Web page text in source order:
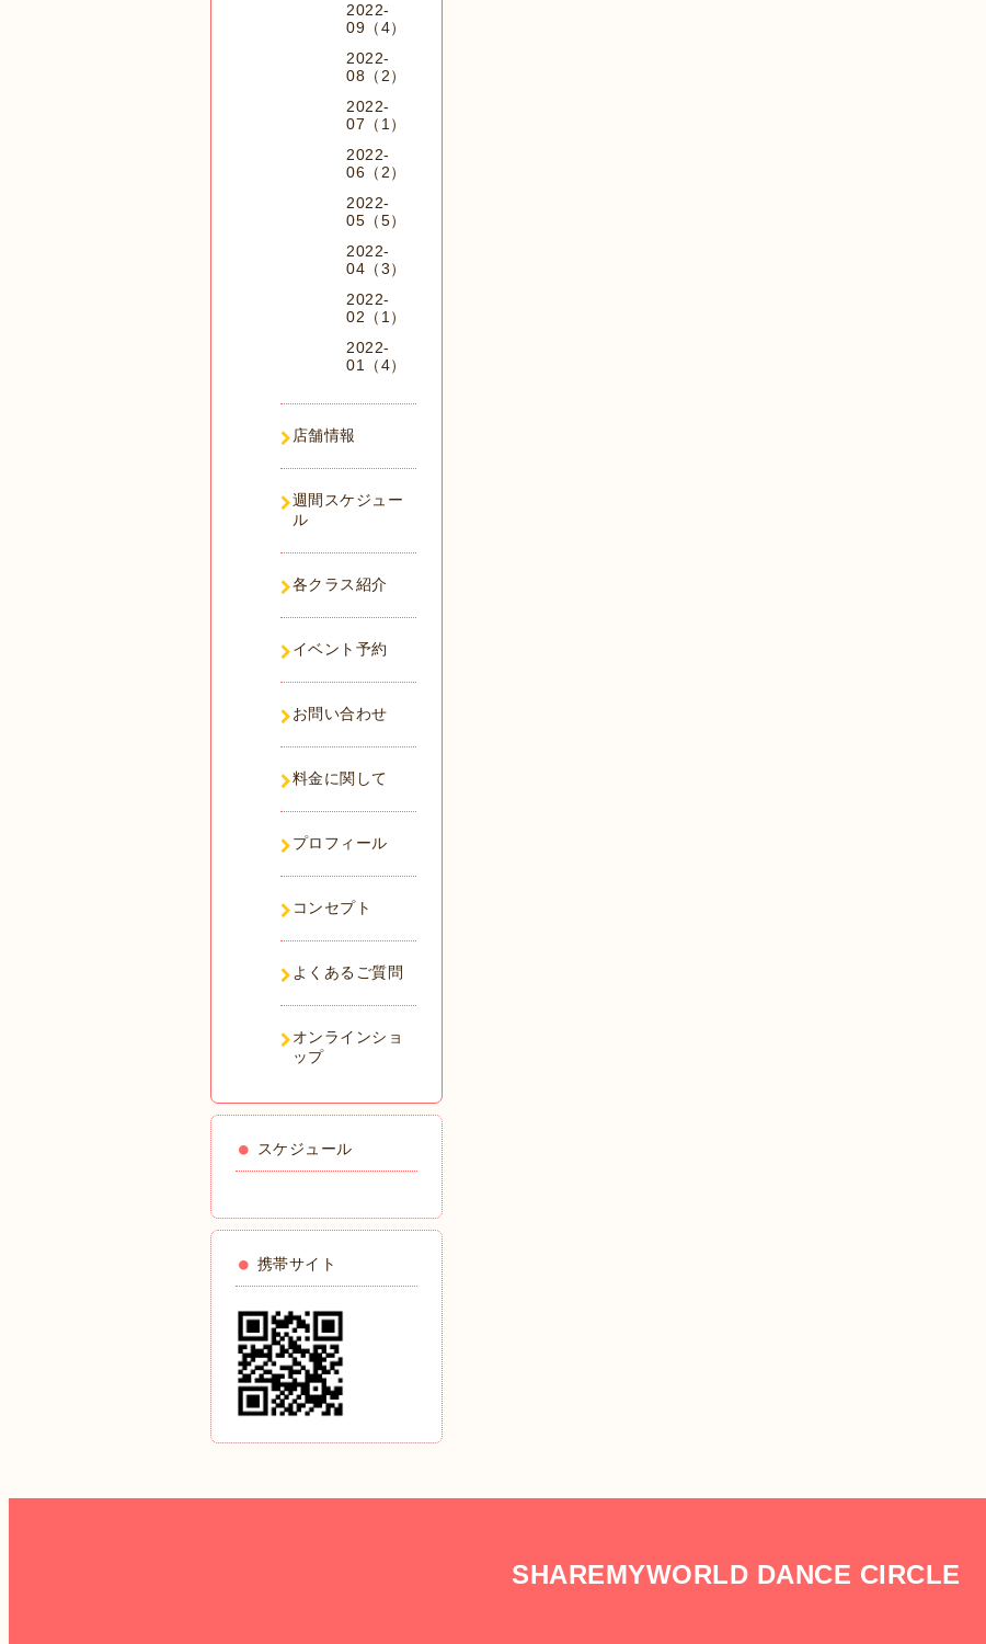
2022-
09（4）
2022-
08（2）
2022-
07（1）
2022-
06（2）
2022-
05（5）
2022-
04（3）
2022-
02（1）
2022-
01（4）
店舗情報
週間スケジュー
ル
各クラス紹介
イベント予約
お問い合わせ
料金に関して
プロフィール
コンセプト
よくあるご質問
オンラインショ
ップ
スケジュール
携帯サイト
SHAREMYWORLD DANCE CIRCLE